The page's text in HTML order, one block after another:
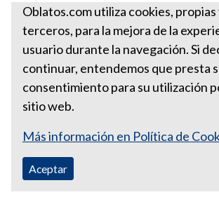
González, ocd
Para esta semana
2026
Oblatos.com utiliza cookies, propias
terceros, para la mejora de la
usuario durante la navegación. Si
continuar, entendemos que presta
consentimiento para su utilización
sitio web.
Más información en Política de
Aceptar